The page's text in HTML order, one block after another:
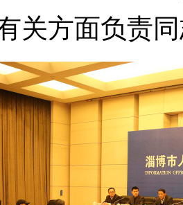
关方面负责同